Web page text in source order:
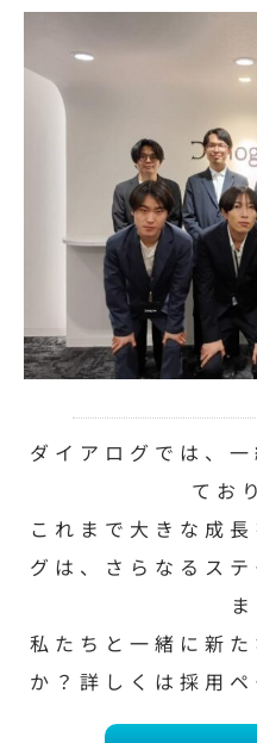
ダイアログでは、
てお
これまで大きな成
グは、さらなるス
私たちと一緒に新
か？詳しくは採用